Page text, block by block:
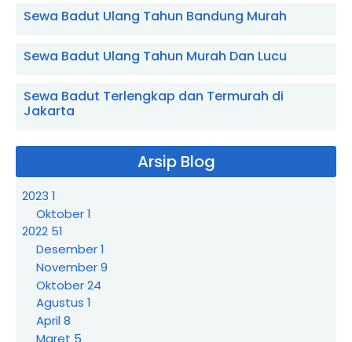
Sewa Badut Ulang Tahun Bandung Murah
Sewa Badut Ulang Tahun Murah Dan Lucu
Sewa Badut Terlengkap dan Termurah di
Jakarta
Arsip Blog
2023 1
Oktober1
2022 51
Desember1
November9
Oktober24
Agustus 1
April8
Maret 5